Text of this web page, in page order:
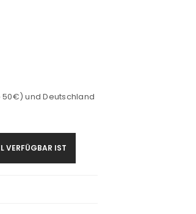
und Deutschland
VERFÜGBAR IST